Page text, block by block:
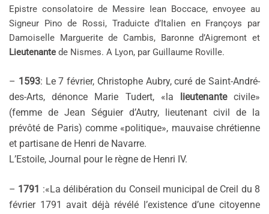
Epistre consolatoire de Messire Iean Boccace, envoyee au
Signeur Pino de Rossi, Traduicte d’Italien en Françoys par
Damoiselle Marguerite de Cambis, Baronne d’Aigremont et
Lieutenante de Nismes. A Lyon, par Guillaume Roville.
– 1593: Le 7 février, Christophe Aubry, curé de Saint-André-
des-Arts, dénonce Marie Tudert, «la lieutenantecivile»
(femme de Jean Séguier d’Autry, lieutenant civil de la
prévôté de Paris) comme «politique», mauvaise chrétienne
et partisane de Henri de Navarre.
L’Estoile, Journal pour le règne de Henri IV.
– 1791 :«La délibération du Conseil municipal de Creil du 8
février 1791 avait déjà révélé l’existence d’une citoyenne